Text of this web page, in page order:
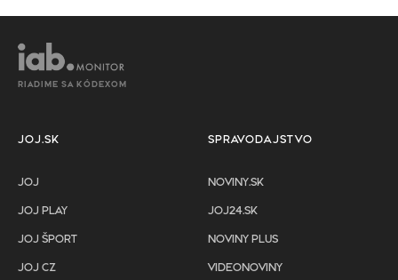
RIADIME SA KÓDEXOM
JOJ.SK
JOJ
JOJ PLAY
JOJ ŠPORT
JOJ CZ
SPRAVODAJSTVO
NOVINY.SK
JOJ24.SK
NOVINY PLUS
VIDEONOVINY